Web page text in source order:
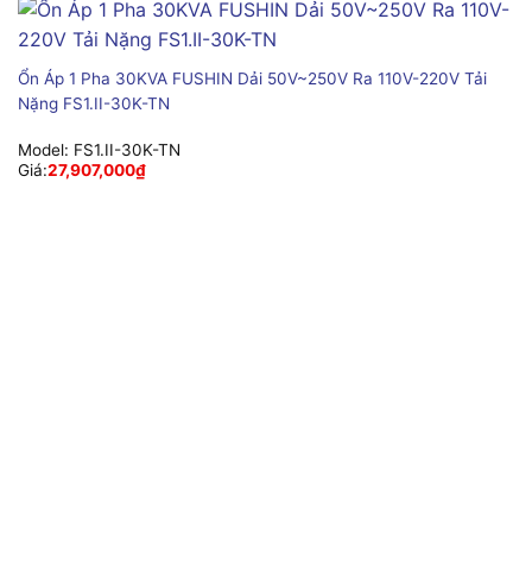
Ổn Áp 1 Pha 30KVA FUSHIN Dải 50V~250V Ra 110V-220V Tải
Nặng FS1.II-30K-TN
Model: FS1.II-30K-TN
Giá:27,907,000₫